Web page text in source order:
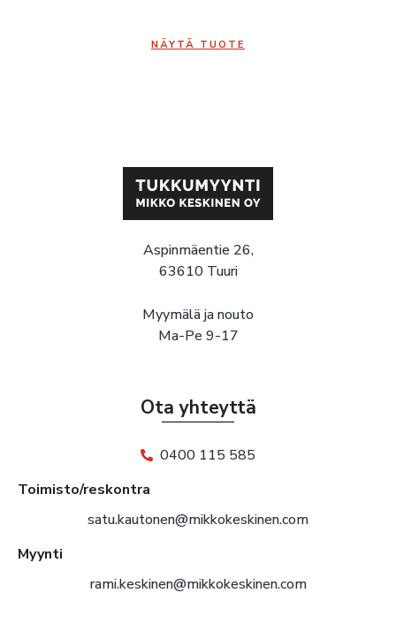
NÄYTÄ TUOTE
Aspinmäentie 26,
63610 Tuuri
Myymälä ja nouto
Ma-Pe 9-17
Ota yhteyttä
0400 115 585
Toimisto/reskontra
satu.kautonen@mikkokeskinen.com
Myynti
rami.keskinen@mikkokeskinen.com